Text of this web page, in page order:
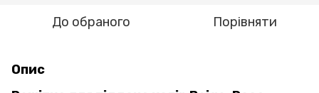
До обраного Порівняти
Опис